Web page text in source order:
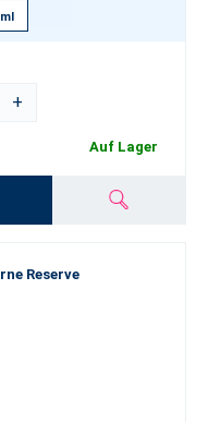
ml
+
Auf Lager
Reserve